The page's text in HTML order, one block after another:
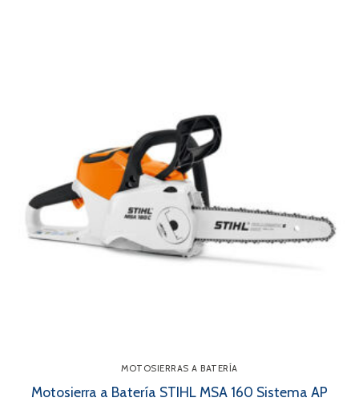
MOTOSIERRAS A BATERÍA
Motosierra a Batería STIHL MSA 160 Sistema AP